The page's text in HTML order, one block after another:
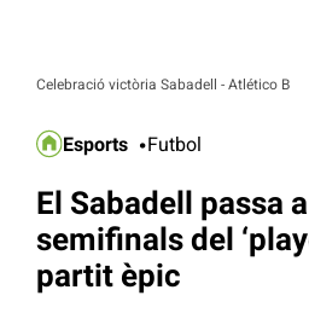
Celebració victòria Sabadell - Atlético B
Esports Futbol
El Sabadell passa
semifinals del
partit èpic